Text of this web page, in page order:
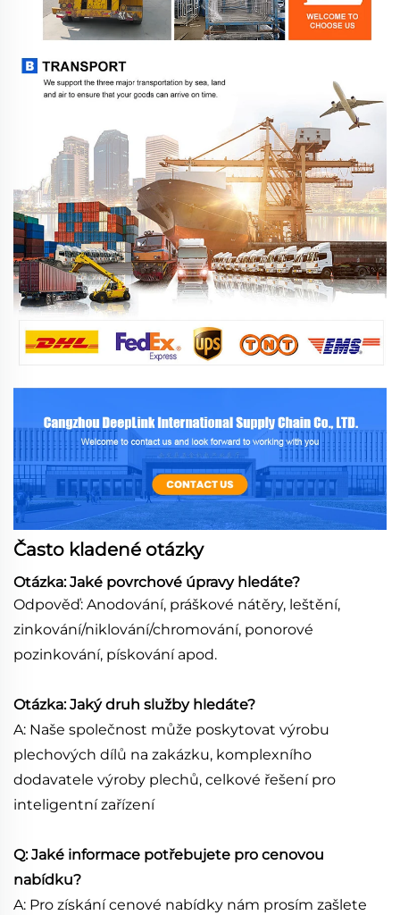
Často kladené otázky
Otázka: Jaké povrchové úpravy hledáte?
Odpověď: Anodování, práškové nátěry, leštění,
zinkování/niklování/chromování, ponorové
pozinkování, pískování apod.
Otázka: Jaký druh služby hledáte?
A: Naše společnost může poskytovat výrobu
plechových dílů na zakázku, komplexního
dodavatele výroby plechů, celkové řešení pro
inteligentní zařízení
Q: Jaké informace potřebujete pro cenovou
nabídku?
A: Pro získání cenové nabídky nám prosím zašlete